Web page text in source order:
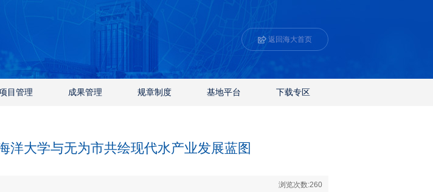
返回海大首页
目管理 成果管理 规章制度 基地平台 下载专区
洋大学与无为市共绘现代水产业发展蓝图
浏览次数:260